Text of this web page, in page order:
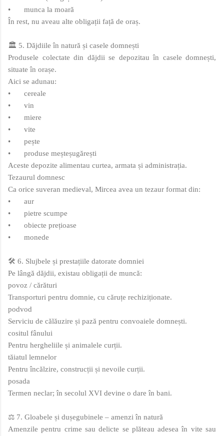
•
munca la moară
În rest, nu aveau alte obligații față de oraș.
🏛️ 5. Dăjdiile în natură și casele domnești
Produsele colectate din dăjdii se depozitau în casele domnești,
situate în orașe.
Aici se adunau:
•
cereale
•
vin
•
miere
•
vite
•
pește
•
produse meșteșugărești
Aceste depozite alimentau curtea, armata și administrația.
Tezaurul domnesc
Ca orice suveran medieval, Mircea avea un tezaur format din:
•
aur
•
pietre scumpe
•
obiecte prețioase
•
monede
🛠️ 6. Slujbele și prestațiile datorate domniei
Pe lângă dăjdii, existau obligații de muncă:
povoz / cărături
Transporturi pentru domnie, cu căruțe rechiziționate.
podvod
Serviciu de călăuzire și pază pentru convoaiele domnești.
cositul fânului
Pentru hergheliile și animalele curții.
tăiatul lemnelor
Pentru încălzire, construcții și nevoile curții.
posada
Termen neclar; în secolul XVI devine o dare în bani.
⚖️ 7. Gloabele și dușegubinele – amenzi în natură
Amenzile pentru crime sau delicte se plăteau adesea în vite sau